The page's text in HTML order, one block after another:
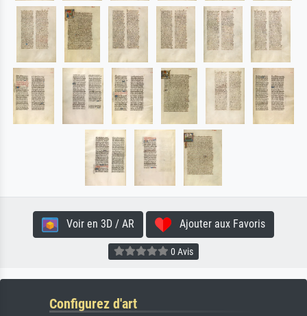
Voir en 3D / AR Ajouter aux Favoris
0 Avis
Configurez d'art